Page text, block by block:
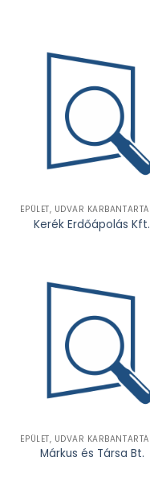
Kerék Erdőápolás Kft.
Márkus és Társa Bt.